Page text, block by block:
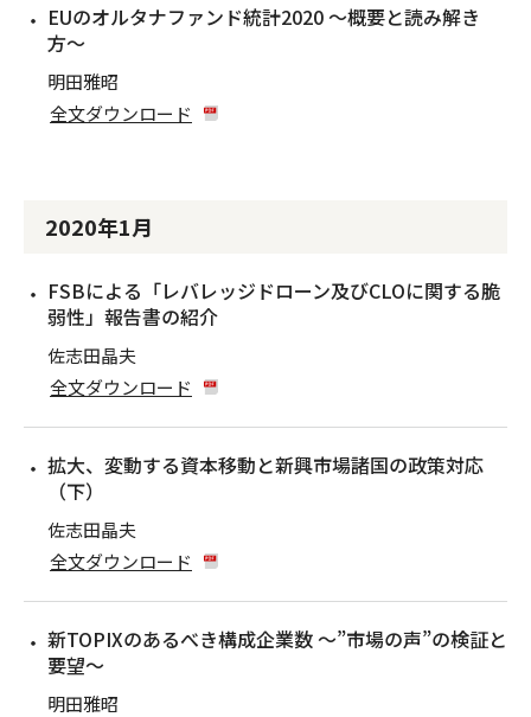
EUのオルタナファンド統計2020 〜概要と読み解き
方〜
明田雅昭
全文ダウンロード
2020年1月
FSBによる「レバレッジドローン及びCLOに関する脆
弱性」報告書の紹介
佐志田晶夫
全文ダウンロード
拡大、変動する資本移動と新興市場諸国の政策対応
（下）
佐志田晶夫
全文ダウンロード
新TOPIXのあるべき構成企業数 〜”市場の声”の検証と
要望〜
明田雅昭